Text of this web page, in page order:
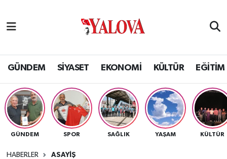
GÜNDEM SİYASET EKONOMİ KÜLTÜR EĞİTİM
GÜNDEM SPOR SAĞLIK YAŞAM KÜLTÜR
HABERLER ASAYİŞ
SİYASET
EKONOMİ
KÜLTÜR
Yalova Nöbetçi Eczaneler
Yalova Hava Durumu
Yalova Namaz Vakitleri
Yalova Trafik Yoğunluk Haritası